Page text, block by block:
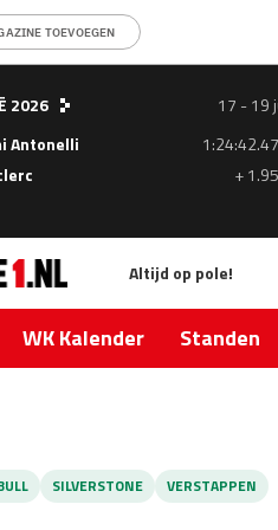
TOEVOEGEN
2026
17 - 19
Antonelli
+
Altijd op pole!
WK Kalender Standen
SILVERSTONE VERSTAPPEN